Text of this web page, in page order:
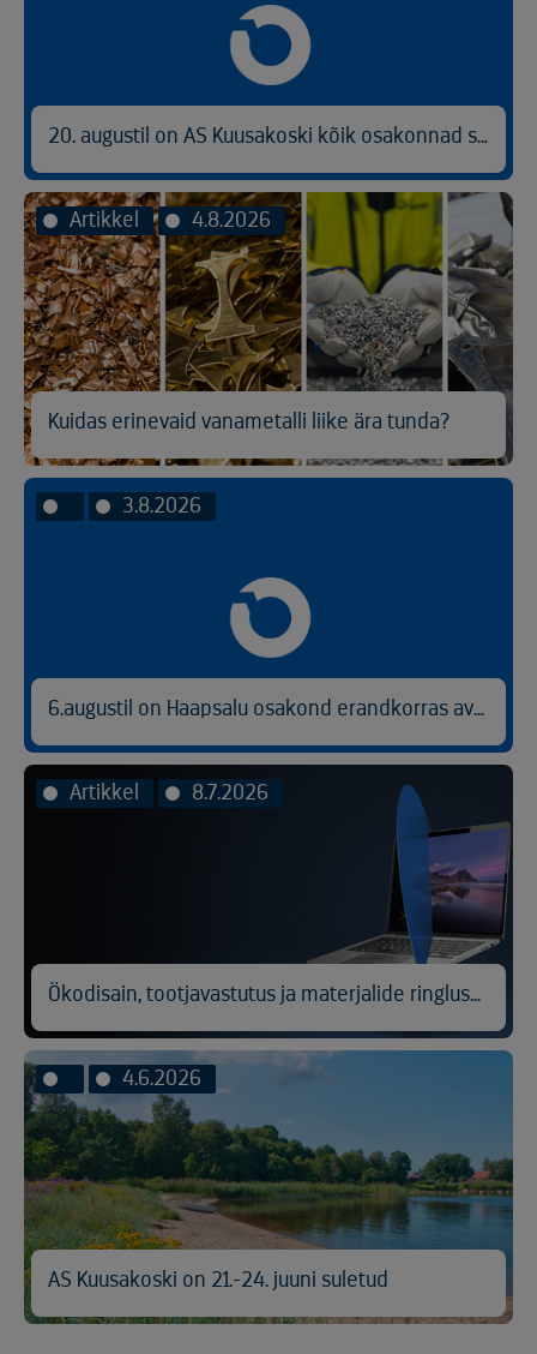
20. augustil on AS Kuusakoski kõik osakonnad suletud
Artikkel 4.8.2026
Kuidas erinevaid vanametalli liike ära tunda?
3.8.2026
Artikkel 8.7.2026
Ökodisain, tootjavastutus ja materjalide ringlussevõtt
4.6.2026
AS Kuusakoski on 21.-24. juuni suletud